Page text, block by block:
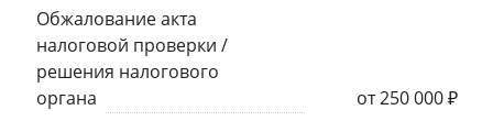
Обжалование акта
налоговой проверки /
решения налогового
органа
от 250 000 ₽